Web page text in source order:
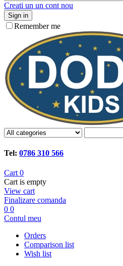
Creati un un cont nou
Sign in
Remember me
Tel: 0786 310 566
Cart 0
Cart is empty
View cart
Finalizare comanda
0 0
Contul meu
Orders
Comparison list
Wish list